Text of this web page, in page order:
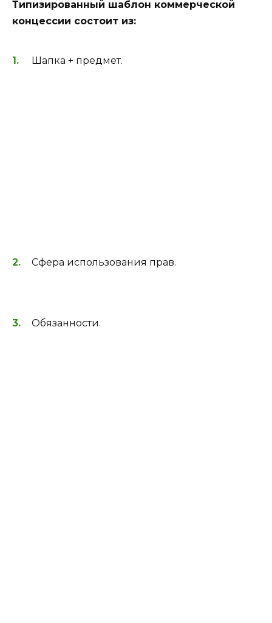
Типизированный шаблон коммерческой
концессии состоит из:
Шапка + предмет.
Сфера использования прав.
Обязанности.